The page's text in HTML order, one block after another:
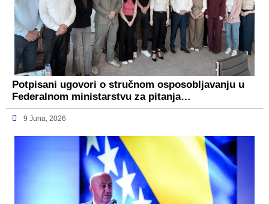
Potpisani ugovori o stručnom osposobljavanju u
Federalnom ministarstvu za pitanja…
9 Juna, 2026